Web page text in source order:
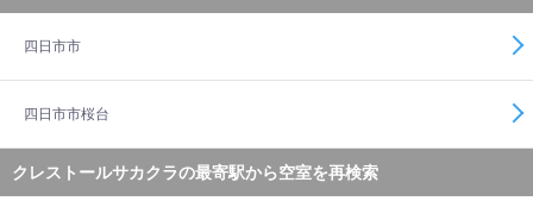
四日市市
四日市市桜台
クレストールサカクラの最寄駅から空室を再検索